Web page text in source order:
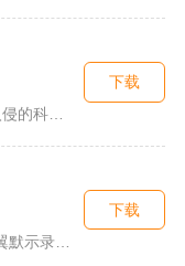
下载
下载